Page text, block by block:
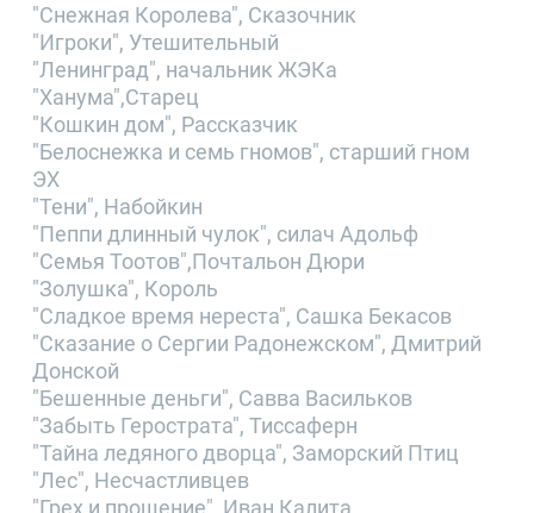
"Снежная Королева", Сказочник
"Игроки", Утешительный
"Ленинград", начальник ЖЭКа
"Ханума",Старец
"Кошкин дом", Рассказчик
"Белоснежка и семь гномов", старший гном
ЭХ
"Тени", Набойкин
"Пеппи длинный чулок", силач Адольф
"Семья Тоотов",Почтальон Дюри
"Золушка", Король
"Сладкое время нереста", Сашка Бекасов
"Сказание о Сергии Радонежском", Дмитрий
Донской
"Бешенные деньги", Савва Васильков
"Забыть Герострата", Тиссаферн
"Тайна ледяного дворца", Заморский Птиц
"Лес", Несчастливцев
"Грех и прощение", Иван Калита